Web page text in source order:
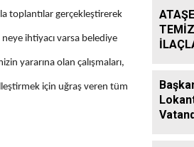
toplantılar gerçekleştirerek
ihtiyacı varsa belediye
yararına olan çalışmaları,
için uğraş veren tüm